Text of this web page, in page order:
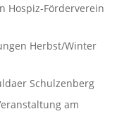
Hospiz-Förderverein
Herbst/Winter
Schulzenberg
am